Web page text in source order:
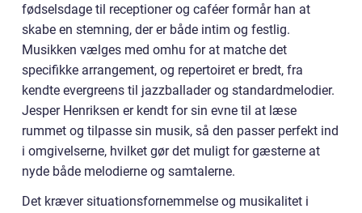
fødselsdage til receptioner og caféer formår han at
skabe en stemning, der er både intim og festlig.
Musikken vælges med omhu for at matche det
specifikke arrangement, og repertoiret er bredt, fra
kendte evergreens til jazzballader og standardmelodier.
Jesper Henriksen er kendt for sin evne til at læse
rummet og tilpasse sin musik, så den passer perfekt ind
i omgivelserne, hvilket gør det muligt for gæsterne at
nyde både melodierne og samtalerne.
Det kræver situationsfornemmelse og musikalitet i